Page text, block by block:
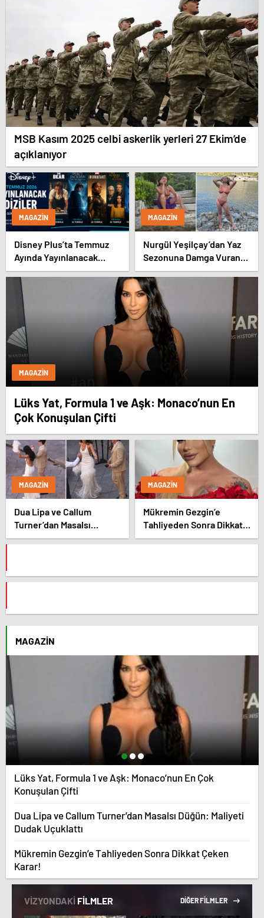
MSB Kasım 2025 celbi askerlik yerleri 27 Ekim’de
açıklanıyor
MAGAZIN
Disney Plus’ta Temmuz
Ayında Yayınlanacak
Diziler | 2026 Güncel Yayın
Takvimi
MAGAZIN
Nurgül Yeşilçay’dan Yaz
Sezonuna Damga Vuran
Paylaşım
MAGAZIN
Lüks Yat, Formula 1 ve Aşk: Monaco’nun En
Çok Konuşulan Çifti
MAGAZIN
Dua Lipa ve Callum
Turner’dan Masalsı
Düğün: Maliyeti Dudak
MAGAZIN
Mükremin Gezgin’e
Tahliyeden Sonra Dikkat
Çeken Karar!
MAGAZIN
Lüks Yat, Formula 1 ve Aşk: Monaco’nun En Çok
Konuşulan Çifti
Dua Lipa ve Callum Turner’dan Masalsı Düğün: Maliyeti
Dudak Uçuklattı
Mükremin Gezgin’e Tahliyeden Sonra Dikkat Çeken
Karar!
VİZYONDAKİ FİLMLER DİĞER FİLMLER